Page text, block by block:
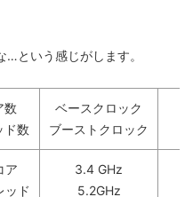
という感じがします。
数
ド数
ベースクロック
ブーストクロック
ア
ッド
3.4 GHz
5.2GHz